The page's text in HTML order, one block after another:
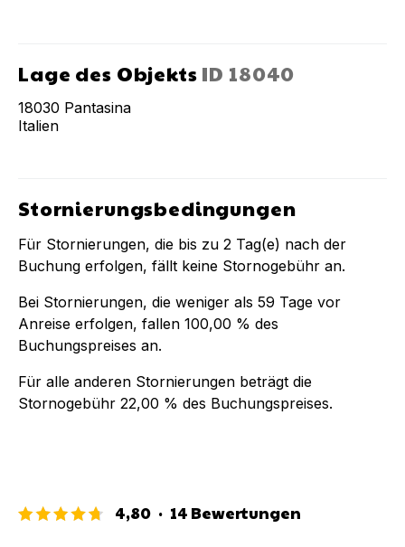
Lage des Objekts ID 18040
18030 Pantasina
Italien
Stornierungsbedingungen
Für Stornierungen, die bis zu 2 Tag(e) nach der
Buchung erfolgen, fällt keine Stornogebühr an.
Bei Stornierungen, die weniger als 59 Tage vor
Anreise erfolgen, fallen 100,00 % des
Buchungspreises an.
Für alle anderen Stornierungen beträgt die
Stornogebühr 22,00 % des Buchungspreises.
4,80 · 14 Bewertungen